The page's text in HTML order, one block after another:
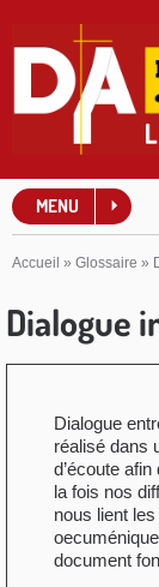
MENU
Accueil » Glossaire »
Dialogue
Dialogue
réalisé dans
d’écoute
la fois nos
nous lient
document